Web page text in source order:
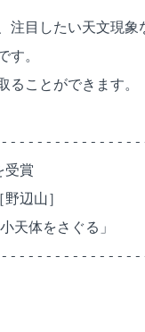
目したい天文現象
。
ことができます。
受賞
辺山］
天体をさぐる」